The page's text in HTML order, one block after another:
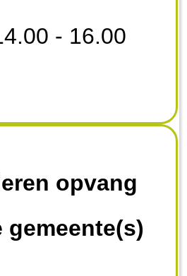
- 16.00
opvang
gemeente(s)